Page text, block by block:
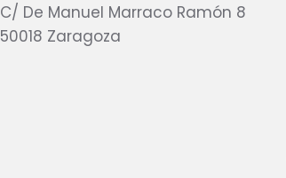
C/ De Manuel Marraco Ramón 8
50018 Zaragoza